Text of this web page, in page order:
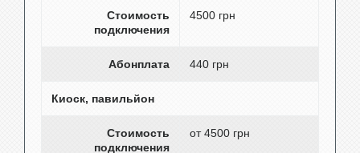
Стоимость
подключения
4500 грн
Абонплата 440 грн
Киоск, павильйон
Стоимость
подключения
от 4500 грн